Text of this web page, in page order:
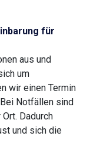
für
aus und
um
wir einen Termin
Notfällen sind
Dadurch
und sich die